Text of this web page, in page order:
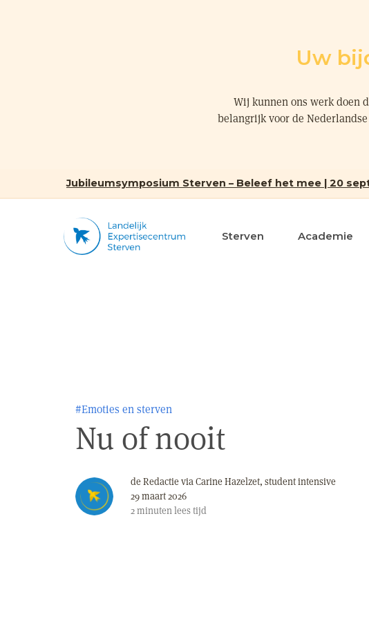
Uw
Wij kunnen ons werk doen
belangrijk voor de
Jubileumsymposium Sterven – Beleef het mee | 20
Sterven Academie
#Emoties en sterven
Nu of nooit
de Redactie via Carine Hazelzet, student intensive
29 maart 2026
2minutenlees tijd